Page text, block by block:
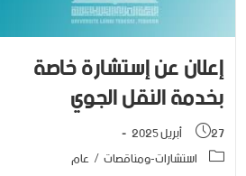
إعلان عن إستشارة خاصة
بخدمة النقل الجوي
27 أبريل 2025
استشارات-ومناقصات/عام